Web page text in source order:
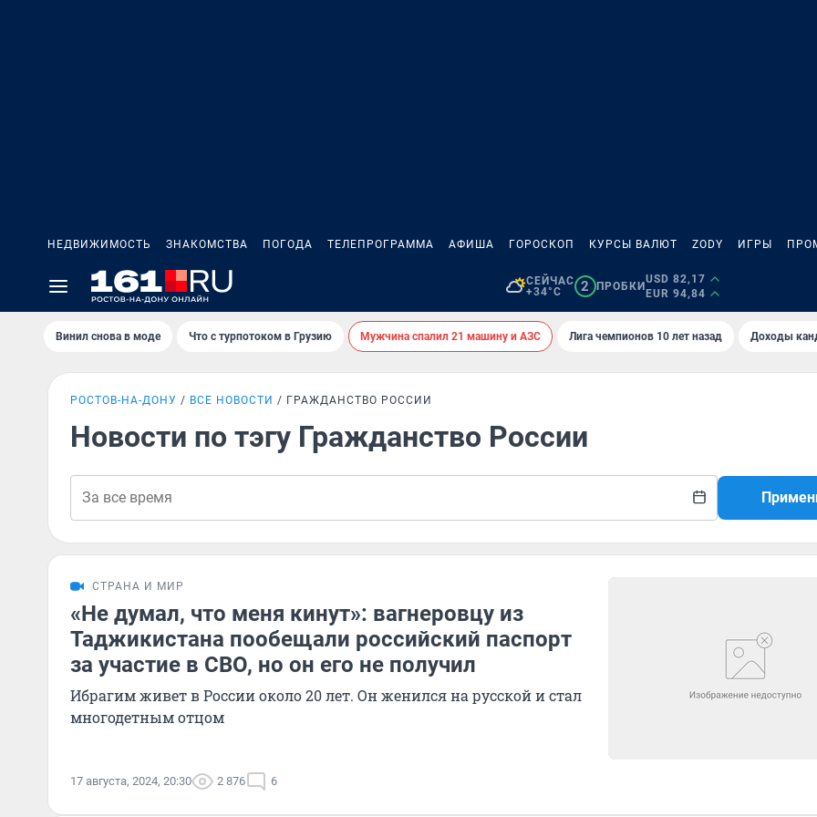
НЕДВИЖИМОСТЬ ЗНАКОМСТВА ПОГОДА ТЕЛЕПРОГРАММА АФИША ГОРОСКОП КУРСЫ ВАЛЮТ ZODY ИГРЫ
СЕЙЧАС
+34°C
2 ПРОБКИ
USD 82,17
EUR 94,84
Винил снова в моде Что с турпотоком в Грузию Мужчина спалил 21 машину и АЗС Лига чемпионов 10 лет назад Доходы
РОСТОВ-НА-ДОНУ ВСЕ НОВОСТИ ГРАЖДАНСТВО РОССИИ
Новости по тэгу Гражданство России
СТРАНА И МИР
«Не думал, что меня кинут»: вагнеровцу из
Таджикистана пообещали российский паспорт
за участие в СВО, но он его не получил
Ибрагим живет в России около 20 лет. Он женился на русской и стал
многодетным отцом
17 августа, 2024, 20:30 2 876 6